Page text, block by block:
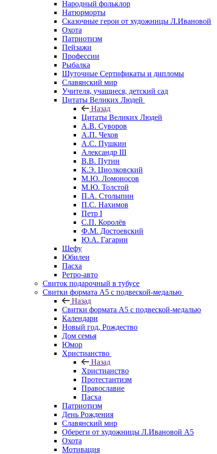
Народный фольклор
Натюрморты
Сказочные герои от художницы Л.Ивановой
Охота
Патриотизм
Пейзажи
Профессии
Рыбалка
Шуточные Сертификаты и дипломы
Славянский мир
Учителя, учащиеся, детский сад
Цитаты Великих Людей
Назад
Цитаты Великих Людей
А.В. Суворов
А.П. Чехов
А.С. Пушкин
Александр III
В.В. Путин
К.Э. Циолковский
М.Ю. Ломоносов
М.Ю. Толстой
П.А. Столыпин
П.С. Нахимов
Петр I
С.П. Королёв
Ф.М. Достоевский
Ю.А. Гагарин
Шефу
Юбилеи
Пасха
Ретро-авто
Свиток подарочный в тубусе
Свитки формата А5 с подвеской-медалью
Назад
Свитки формата А5 с подвеской-медалью
Календари
Новый год, Рождество
Дом семья
Юмор
Христианство
Назад
Христианство
Протестантизм
Православие
Пасха
Патриотизм
День Рождения
Славянский мир
Обереги от художницы Л.Ивановой А5
Охота
Мотивация